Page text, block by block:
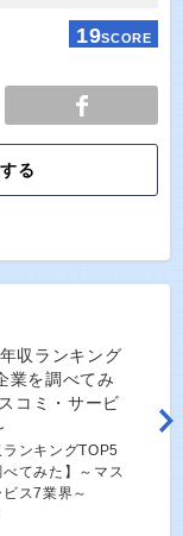
19SCORE
る
ランキングTOP5
てみた】～マス
ス7業界～